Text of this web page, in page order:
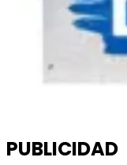
PUBLICIDAD